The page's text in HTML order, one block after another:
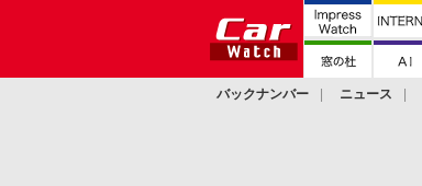
バックナンバー ニュース